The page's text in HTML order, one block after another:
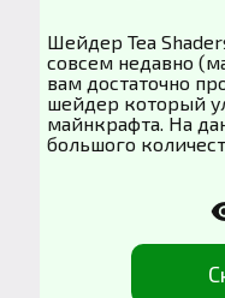
Шейдер Tea
совсем недавно
вам достаточно
шейдер который
майнкрафта. На
большого